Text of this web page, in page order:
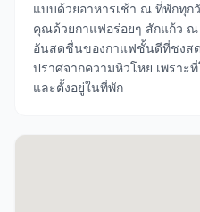
แบบด้วยอาหารเช้า ณ ที่พักทุก
คุณด้วยกาแฟอร่อยๆ สักแก้ว
อันสดชื่นของกาแฟชั้นดีที่ชงส
ปราศจากความหิวโหย เพราะ
และตั้งอยู่ในที่พัก